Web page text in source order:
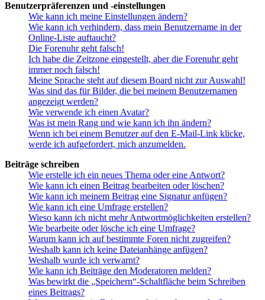
Benutzerpräferenzen und -einstellungen
Wie kann ich meine Einstellungen ändern?
Wie kann ich verhindern, dass mein Benutzername in der
Online-Liste auftaucht?
Die Forenuhr geht falsch!
Ich habe die Zeitzone eingestellt, aber die Forenuhr geht
immer noch falsch!
Meine Sprache steht auf diesem Board nicht zur Auswahl!
Was sind das für Bilder, die bei meinem Benutzernamen
angezeigt werden?
Wie verwende ich einen Avatar?
Was ist mein Rang und wie kann ich ihn ändern?
Wenn ich bei einem Benutzer auf den E-Mail-Link klicke,
werde ich aufgefordert, mich anzumelden.
Beiträge schreiben
Wie erstelle ich ein neues Thema oder eine Antwort?
Wie kann ich einen Beitrag bearbeiten oder löschen?
Wie kann ich meinem Beitrag eine Signatur anfügen?
Wie kann ich eine Umfrage erstellen?
Wieso kann ich nicht mehr Antwortmöglichkeiten erstellen?
Wie bearbeite oder lösche ich eine Umfrage?
Warum kann ich auf bestimmte Foren nicht zugreifen?
Weshalb kann ich keine Dateianhänge anfügen?
Weshalb wurde ich verwarnt?
Wie kann ich Beiträge den Moderatoren melden?
Was bewirkt die „Speichern“-Schaltfläche beim Schreiben
eines Beitrags?